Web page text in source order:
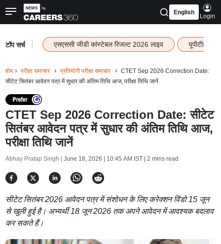
English
Login
टॉप सर्च एसएससी जीडी कांस्टेबल रिजल्ट 2026 लाइव यूपीटीईटी
होम परीक्षा समाचार प्रतियोगी परीक्षा समाचार
CTET Sep 2026 Correction Date:
सीटेट सितंबर आवेदन पत्र में सुधार की अंतिम तिथि आज, परीक्षा तिथि जानें
CTET Sep 2026 Correction Date: सीटेट
सितंबर आवेदन पत्र में सुधार की अंतिम तिथि आज,
परीक्षा तिथि जानें
Abhay Pratap Singh | June 18, 2026 | 10:45 AM IST| 2 mins read
सीटेट सितंबर 2026 आवेदन पत्र में संशोधन के लिए करेक्शन विंडो 15 जून
से खुली हुई है। अभ्यर्थी 18 जून 2026 तक अपने आवेदन में आवश्यक बदलाव
कर सकते हैं।